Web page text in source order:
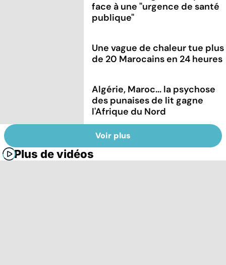
face à une "urgence de santé
publique"
Une vague de chaleur tue plus
de 20 Marocains en 24 heures
Algérie, Maroc... la psychose
des punaises de lit gagne
l'Afrique du Nord
Voir plus
Plus de vidéos